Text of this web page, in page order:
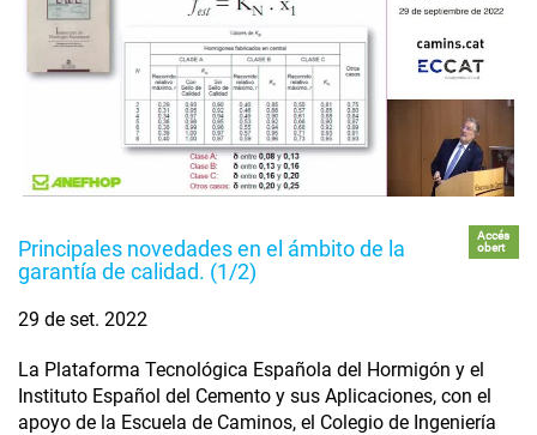
Principales novedades en el ámbito de la
garantía de calidad. (1/2)
Accés
obert
29 de set. 2022
La Plataforma Tecnológica Española del Hormigón y el
Instituto Español del Cemento y sus Aplicaciones, con el
apoyo de la Escuela de Caminos, el Colegio de Ingeniería